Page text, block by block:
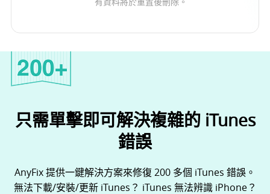
只需單擊即可解決複雜的 iTunes
錯誤
AnyFix 提供一鍵解決方案來修復 200 多個 iTunes 錯誤。
無法下載/安裝/更新 iTunes？ iTunes 無法辨識 iPhone？